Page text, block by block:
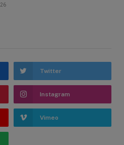
Twitter
Instagram
Vimeo